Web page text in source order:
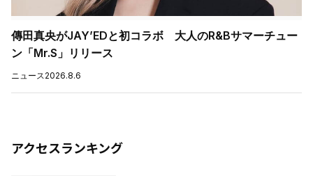
傳田真央がJAY’EDと初コラボ 大人のR&Bサマーチュー
ン「Mr.S」リリース
ニュース 2026.8.6
アクセスランキング